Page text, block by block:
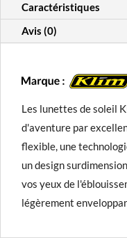
Caractéristiques
Avis (0)
Les lunettes de soleil
d'aventure par
flexible, une
un design
vos yeux de
légèrement